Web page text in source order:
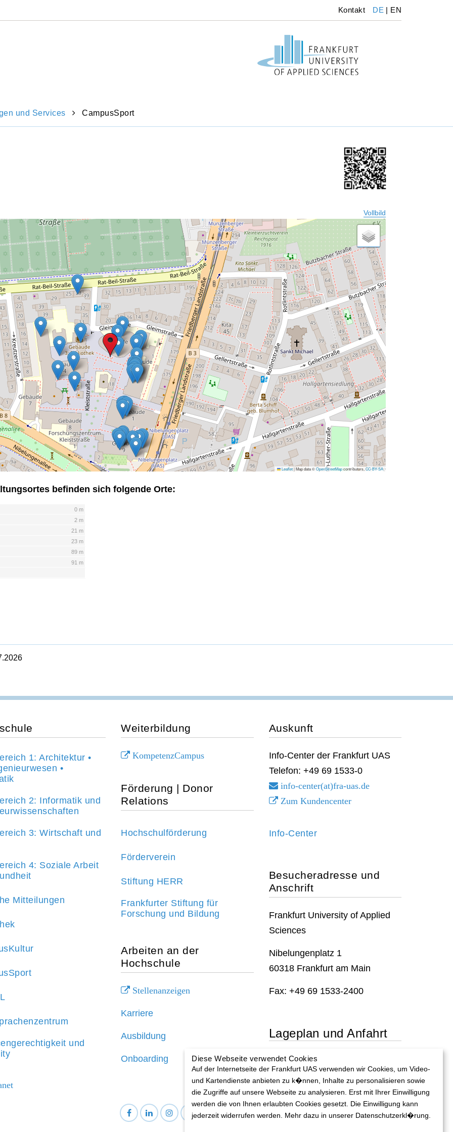
DE | EN
Kontakt
und Services CampusSport
Vollbild
Leaflet|Map data ©OpenStreetMapcontributors, CC-BY-SA
befinden sich folgende Orte:
0 m
2 m
21 m
23 m
89 m
91 m
1: Architektur •
•
2: Informatik und
3: Wirtschaft und
4: Soziale Arbeit
Mitteilungen
und
Weiterbildung
KompetenzCampus
Förderung | Donor
Relations
Hochschulförderung
Förderverein
Stiftung HERR
Frankfurter Stiftung für
Forschung und Bildung
Arbeiten an der
Hochschule
Stellenanzeigen
Karriere
Ausbildung
Onboarding
Auskunft
Info-Center der Frankfurt UAS
Telefon: +49 69 1533-0
info-center(at)fra-uas. de
Zum Kundencenter
Info-Center
Besucheradresse und
Anschrift
Frankfurt University of Applied
Sciences
Nibelungenplatz 1
60318 Frankfurt am Main
Fax: +49 69 1533-2400
Lageplan und Anfahrt
Lageplan und Anfahrt
Diese Webseite verwendet Cookies
Auf der Internetseite der Frankfurt UAS verwenden wir Cookies, um Video-
und Kartendienste anbieten zu k�nnen, Inhalte zu personalisieren sowie
die Zugriffe auf unsere Webseite zu analysieren. Erst mit Ihrer Einwilligung
werden die von Ihnen erlaubten Cookies gesetzt. Die Einwilligung kann
jederzeit widerrufen werden. Mehr dazu in unserer Datenschutzerkl�rung.